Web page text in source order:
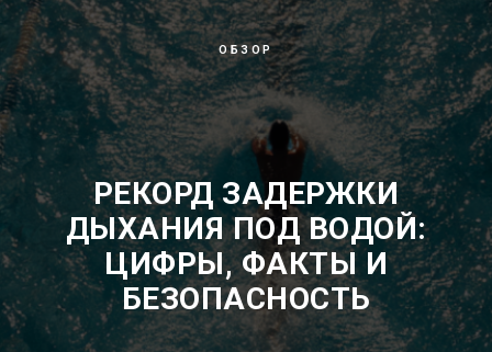
ОБЗОР
РЕКОРД ЗАДЕРЖКИ
ДЫХАНИЯ ПОД ВОДОЙ:
ЦИФРЫ, ФАКТЫ И
БЕЗОПАСНОСТЬ